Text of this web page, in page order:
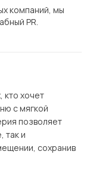
компаний, мы
PR.
кто хочет
с мягкой
позволяет
так и
сохранив